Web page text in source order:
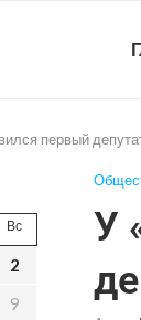
первый
У
Вс
2
9